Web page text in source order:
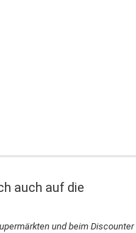
auch auf die
und beim